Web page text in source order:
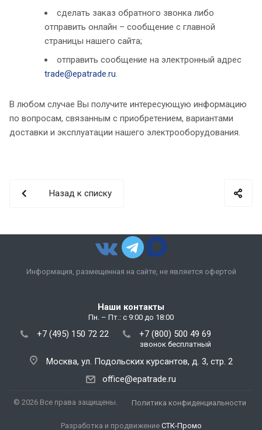
сделать заказ обратного звонка либо
отправить онлайн – сообщение с главной
страницы нашего сайта;
отправить сообщение на электронный адрес
trade@epatrade.ru.
В любом случае Вы получите интересующую информацию
по вопросам, связанным с приобретением, вариантами
доставки и эксплуатации нашего электрооборудования.
Назад к списку
Информация, размещенная на сайте, не является офертой
Наши контакты
Пн. – Пт.: с 9:00 до 18:00
+7 (495) 150 72 22 +7 (800) 500 49 69
звонок бесплатный
Москва, ул. Подольских курсантов, д. 3, стр. 2
office@epatrade.ru
© 2026 Все права защищены. Политика конфиденциальности
Разработка и продвижение СТК-Промо